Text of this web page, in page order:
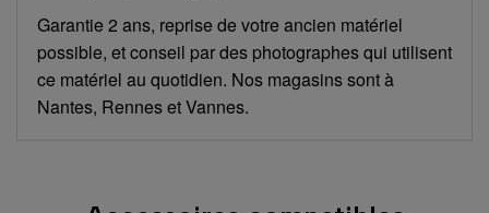
Garantie 2 ans, reprise de votre ancien matériel
possible, et conseil par des photographes qui utilisent
ce matériel au quotidien. Nos magasins sont à
Nantes, Rennes et Vannes.